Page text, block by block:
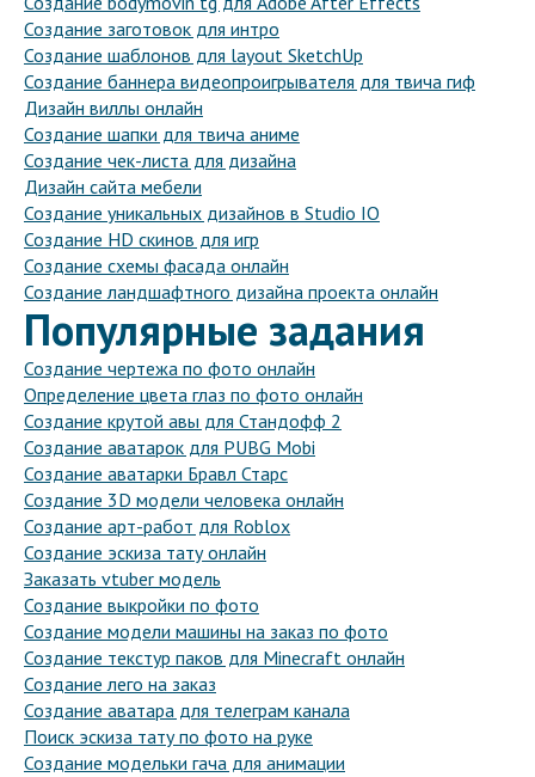
Создание заготовок для интро
Создание шаблонов для layout SketchUp
Создание баннера видеопроигрывателя для твича гиф
Дизайн виллы онлайн
Создание шапки для твича аниме
Создание чек-листа для дизайна
Дизайн сайта мебели
Создание уникальных дизайнов в Studio IO
Создание HD скинов для игр
Создание схемы фасада онлайн
Создание ландшафтного дизайна проекта онлайн
Популярные задания
Создание чертежа по фото онлайн
Определение цвета глаз по фото онлайн
Создание крутой авы для Стандофф 2
Создание аватарок для PUBG Mobi
Создание аватарки Бравл Старс
Создание 3D модели человека онлайн
Создание арт-работ для Roblox
Создание эскиза тату онлайн
Заказать vtuber модель
Создание выкройки по фото
Создание модели машины на заказ по фото
Создание текстур паков для Minecraft онлайн
Создание лего на заказ
Создание аватара для телеграм канала
Поиск эскиза тату по фото на руке
Создание модельки гача для анимации